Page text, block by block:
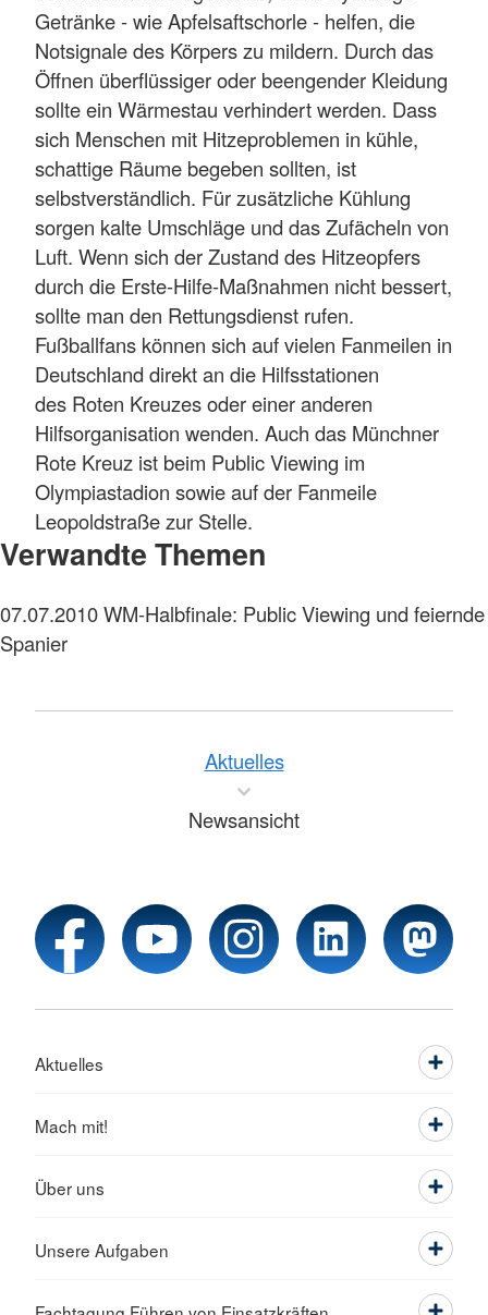
Getränke - wie Apfelsaftschorle - helfen, die
Notsignale des Körpers zu mildern. Durch das
Öffnen überflüssiger oder beengender Kleidung
sollte ein Wärmestau verhindert werden. Dass
sich Menschen mit Hitzeproblemen in kühle,
schattige Räume begeben sollten, ist
selbstverständlich. Für zusätzliche Kühlung
sorgen kalte Umschläge und das Zufächeln von
Luft. Wenn sich der Zustand des Hitzeopfers
durch die Erste-Hilfe-Maßnahmen nicht bessert,
sollte man den Rettungsdienst rufen.
Fußballfans können sich auf vielen Fanmeilen in
Deutschland direkt an die Hilfsstationen
des Roten Kreuzes oder einer anderen
Hilfsorganisation wenden. Auch das Münchner
Rote Kreuz ist beim Public Viewing im
Olympiastadion sowie auf der Fanmeile
Leopoldstraße zur Stelle.
Verwandte Themen
07.07.2010WM-Halbfinale: Public Viewing und feiernde
Spanier
Aktuelles
Newsansicht
Aktuelles
Mach mit!
Über uns
Unsere Aufgaben